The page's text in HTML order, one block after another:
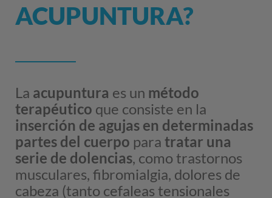
ACUPUNTURA?
La acupuntura es un método
terapéutico que consiste en la
inserción de agujas en determinadas
partes del cuerpo para tratar una
serie de dolencias, como trastornos
musculares, fibromialgia, dolores de
cabeza (tanto cefaleas tensionales